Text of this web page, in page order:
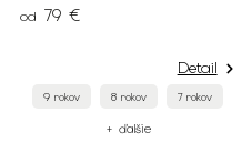
od 79 €
Detail
9 rokov 8 rokov 7 rokov
+ ďalšie